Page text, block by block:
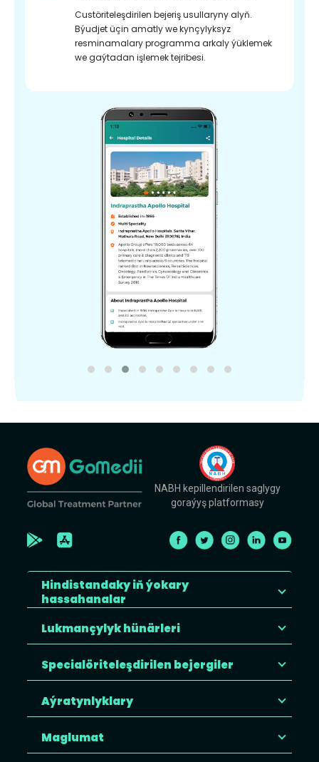
Custöriteleşdirilen bejeriş usullaryny alyň.
Býudjet üçin amatly we kynçylyksyz
resminamalary programma arkaly ýüklemek
we gaýtadan işlemek tejribesi.
NABH kepillendirilen saglygy
goraýyş platformasy
Hindistandaky iň ýokary
hassahanalar
Lukmançylyk hünärleri
Specialöriteleşdirilen bejergiler
Aýratynlyklary
Maglumat